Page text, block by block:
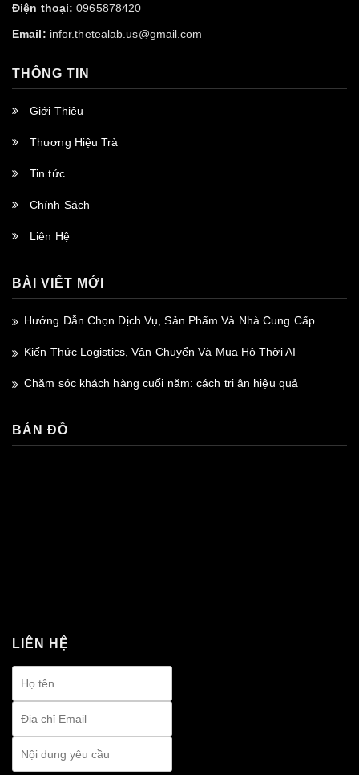
Điện thoại: 0965878420
Email: infor.thetealab.us@gmail.com
THÔNG TIN
Giới Thiệu
Thương Hiệu Trà
Tin tức
Chính Sách
Liên Hệ
BÀI VIẾT MỚI
Hướng Dẫn Chọn Dịch Vụ, Sản Phẩm Và Nhà Cung Cấp
Kiến Thức Logistics, Vận Chuyển Và Mua Hộ Thời AI
Chăm sóc khách hàng cuối năm: cách tri ân hiệu quả
BẢN ĐỒ
LIÊN HỆ